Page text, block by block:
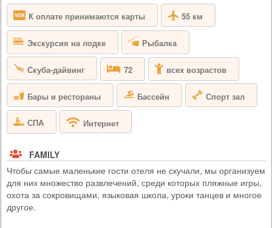
На пологих склонах холмов, которые каскадом спускаются с
вечной горы Меру, расположен шумный и оживленный город
Аруша. Именно здесь, на окраине этого города, среди одной из
крупнейших кофейных плантаций Танзании, вы найдете Arusha
Coffee Lodge, идеальное место для отдыха до или после любого
сафари. Arusha Coffee Lodge был спроектирован вокруг
первоначального дома землевладельца, который восходи...
К оплате принимаются карты 55 км
Экскурсия на лодке Рыбалка
Скуба-дайвинг 72 всех возрастов
Бары и рестораны Бассейн Спорт зал
СПА Интернет
FAMILY
Чтобы самые маленькие гости отеля не скучали, мы организуем
для них множество развлечений, среди которых пляжные игры,
охота за сокровищами, языковая школа, уроки танцев и многое
другое.